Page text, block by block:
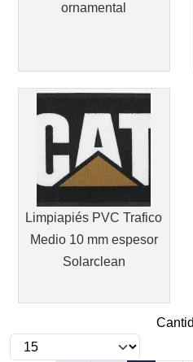
ornamental
Limpiapiés PVC Trafico
Medio 10 mm espesor
Solarclean